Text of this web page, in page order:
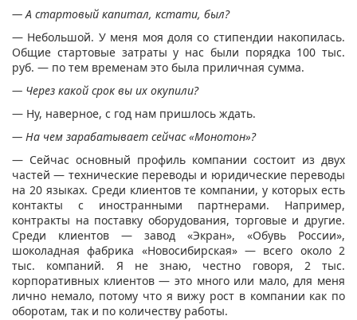
— А стартовый капитал, кстати, был?
— Небольшой. У меня моя доля со стипендии накопилась.
Общие стартовые затраты у нас были порядка 100 тыс.
руб. — по тем временам это была приличная сумма.
— Через какой срок вы их окупили?
— Ну, наверное, с год нам пришлось ждать.
— На чем зарабатывает сейчас «Монотон»?
— Сейчас основный профиль компании состоит из двух
частей — технические переводы и юридические переводы
на 20 языках. Среди клиентов те компании, у которых есть
контакты с иностранными партнерами. Например,
контракты на поставку оборудования, торговые и другие.
Среди клиентов — завод «Экран», «Обувь России»,
шоколадная фабрика «Новосибирская» — всего около 2
тыс. компаний. Я не знаю, честно говоря, 2 тыс.
корпоративных клиентов — это много или мало, для меня
лично немало, потому что я вижу рост в компании как по
оборотам, так и по количеству работы.